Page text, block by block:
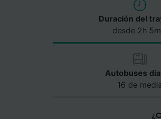
Duración del
desde 2h
Autobuses
16 de